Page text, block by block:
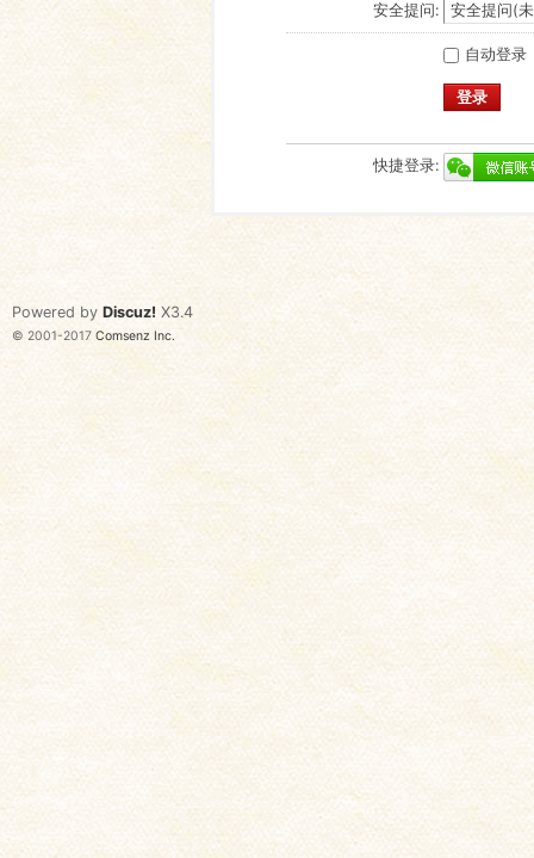
安全提问:
自动登录
登录
快捷登录:
Powered by Discuz! X3.4
© 2001-2017 Comsenz Inc.